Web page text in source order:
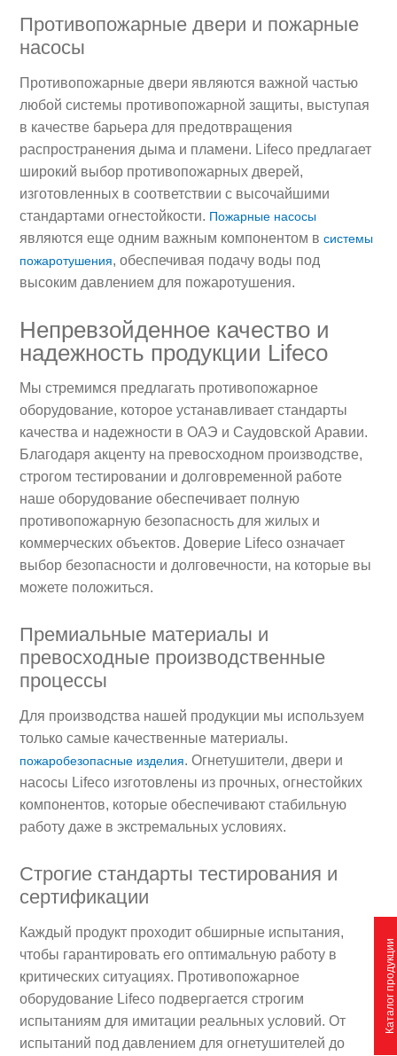
Противопожарные двери и пожарные
насосы
Противопожарные двери являются важной частью
любой системы противопожарной защиты, выступая
в качестве барьера для предотвращения
распространения дыма и пламени. Lifeco предлагает
широкий выбор противопожарных дверей,
изготовленных в соответствии с высочайшими
стандартами огнестойкости. Пожарные насосы
являются еще одним важным компонентом всистемы
пожаротушения, обеспечивая подачу воды под
высоким давлением для пожаротушения.
Непревзойденное качество и
надежность продукции Lifeco
Мы стремимся предлагать противопожарное
оборудование, которое устанавливает стандарты
качества и надежности в ОАЭ и Саудовской Аравии.
Благодаря акценту на превосходном производстве,
строгом тестировании и долговременной работе
наше оборудование обеспечивает полную
противопожарную безопасность для жилых и
коммерческих объектов. Доверие Lifeco означает
выбор безопасности и долговечности, на которые вы
можете положиться.
Премиальные материалы и
превосходные производственные
процессы
Для производства нашей продукции мы используем
только самые качественные материалы.
пожаробезопасные изделия. Огнетушители, двери и
насосы Lifeco изготовлены из прочных, огнестойких
компонентов, которые обеспечивают стабильную
работу даже в экстремальных условиях.
Строгие стандарты тестирования и
сертификации
Каждый продукт проходит обширные испытания,
чтобы гарантировать его оптимальную работу в
критических ситуациях. Противопожарное
оборудование Lifeco подвергается строгим
испытаниям для имитации реальных условий. От
испытаний под давлением для огнетушителей до
Каталог продукции